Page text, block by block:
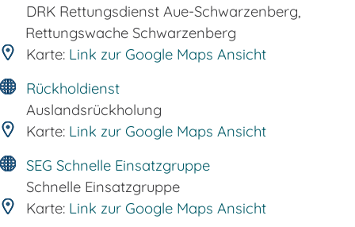
DRK Rettungsdienst Aue-Schwarzenberg,
Rettungswache Schwarzenberg
Karte: Link zur Google Maps Ansicht
Rückholdienst
Auslandsrückholung
Karte: Link zur Google Maps Ansicht
SEG Schnelle Einsatzgruppe
Schnelle Einsatzgruppe
Karte: Link zur Google Maps Ansicht